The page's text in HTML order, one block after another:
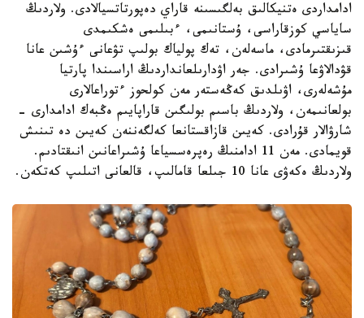
ادامداردى ەتنيكالىق بەلگىسىنە قاراي دەپورتاتسيالادى. ولاردىڭ
ساياسي كوزقاراسى، ۇستانىمى، ءبىلىمى ەشكىمدى
قىزىقتىرمادى، ماسەلەن، تەك پولياك بولىپ تۋعانى ءۇشىن عانا
قۋدالاۋعا ۇشىرادى. جەر اۋدارىلعانداردىڭ اراسىندا پارتيا
مۇشەلەرى، اۋىلدىق كەڭەستەر مەن كولحوز ءتوراعالارى
بولعانىمەن، ولاردىڭ باسىم بولىگىن قاراپايىم ەڭبەك ادامدارى -
شارۋالار قۇرادى. كەيىن قازاقستانعا كەلگەننەن كەيىن دە تىنىش
قويمادى. مەن 11 ادامنىڭ رەپرەسسياعا ۇشىراعانىن انىقتادىم.
ولاردىڭ ەكەۋى عانا 10 جىلعا قامالىپ، قالعانى اتىلىپ كەتكەن.